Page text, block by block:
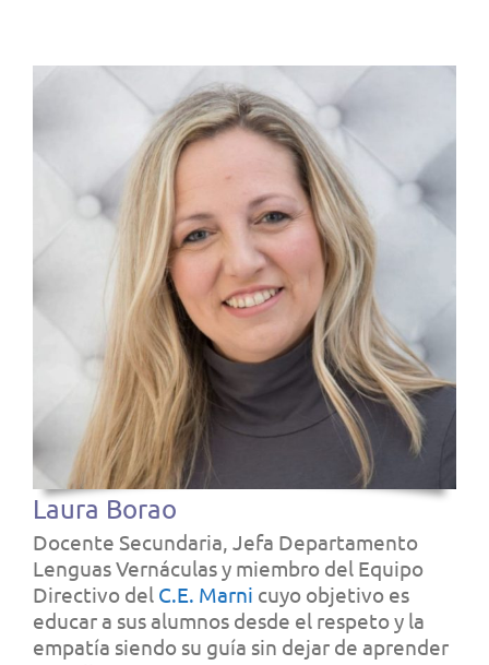
Laura Borao
Docente Secundaria, Jefa Departamento
Lenguas Vernáculas y miembro del Equipo
Directivo del C.E. Marni cuyo objetivo es
educar a sus alumnos desde el respeto y la
empatía siendo su guía sin dejar de aprender